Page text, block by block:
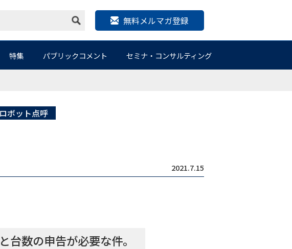
無料メルマガ登録
特集 パブリックコメント セミナ・コンサルティング
ロボット点呼
2021.7.15
数の申告が必要な件。